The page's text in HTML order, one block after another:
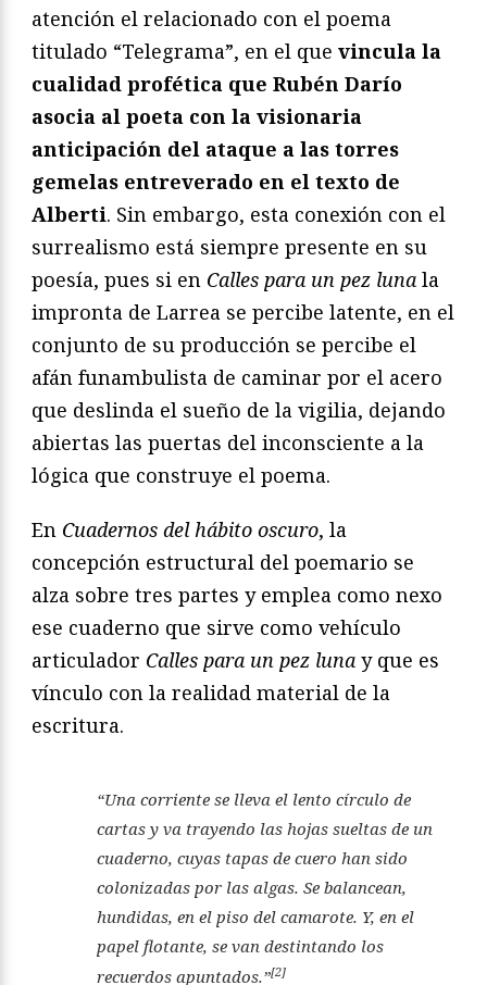
atención el relacionado con el poema
titulado “Telegrama”, en el que vincula la
cualidad profética que Rubén Darío
asocia al poeta con la visionaria
anticipación del ataque a las torres
gemelas entreverado en el texto de
Alberti. Sin embargo, esta conexión con el
surrealismo está siempre presente en su
poesía, pues si en Calles para un pez luna la
impronta de Larrea se percibe latente, en el
conjunto de su producción se percibe el
afán funambulista de caminar por el acero
que deslinda el sueño de la vigilia, dejando
abiertas las puertas del inconsciente a la
lógica que construye el poema.
En Cuadernos del hábito oscuro, la
concepción estructural del poemario se
alza sobre tres partes y emplea como nexo
ese cuaderno que sirve como vehículo
articulador Calles para un pez luna y que es
vínculo con la realidad material de la
escritura.
“Una corriente se lleva el lento círculo de
cartas y va trayendo las hojas sueltas de un
cuaderno, cuyas tapas de cuero han sido
colonizadas por las algas. Se balancean,
hundidas, en el piso del camarote. Y, en el
papel flotante, se van destintando los
recuerdos apuntados.”[2]